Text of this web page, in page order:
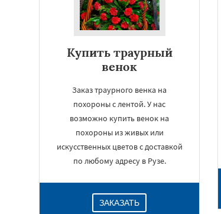
Купить траурный
венок
Заказ траурного венка на
похороны с лентой. У нас
возможно купить венок на
похороны из живых или
искусственных цветов с доставкой
по любому адресу в Рузе.
ЗАКАЗАТЬ